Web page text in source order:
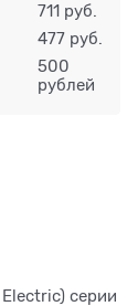
711 руб.
477 руб.
500
рублей
серии